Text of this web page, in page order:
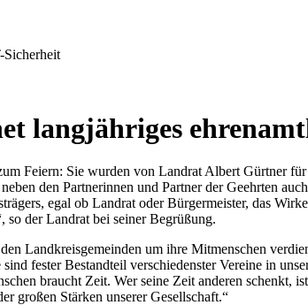
langjähriges
Feiern: Sie wurden von Landrat Albert Gürtner
den Partnerinnen und Partner der Geehrten
egal ob Landrat oder Bürgermeister, das
so der Landrat bei seiner Begrüßung.
Landkreisgemeinden um ihre Mitmenschen
fester Bestandteil verschiedenster Vereine in
braucht Zeit. Wer seine Zeit anderen
großen Stärken unserer Gesellschaft.“